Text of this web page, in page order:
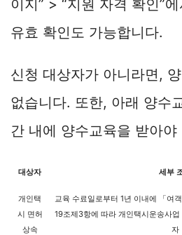
이지” > “지원 자격 확인”
유효 확인도 가능합니다.
신청 대상자가 아니라면,
없습니다. 또한, 아래 양수
간 내에 양수교육을 받아야
대상자 세부
개인택
시 면허
상속
교육 수료일로부터 1년 이내에 「여
19조제3항에 따라 개인택시운송사
자